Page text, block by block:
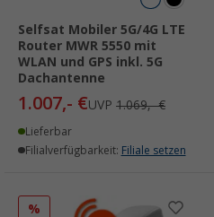
Selfsat Mobiler 5G/4G LTE
Router MWR 5550 mit
WLAN und GPS inkl. 5G
Dachantenne
1.007,- €UVP 1.069,- €
Lieferbar
Filialverfügbarkeit: Filiale setzen
%